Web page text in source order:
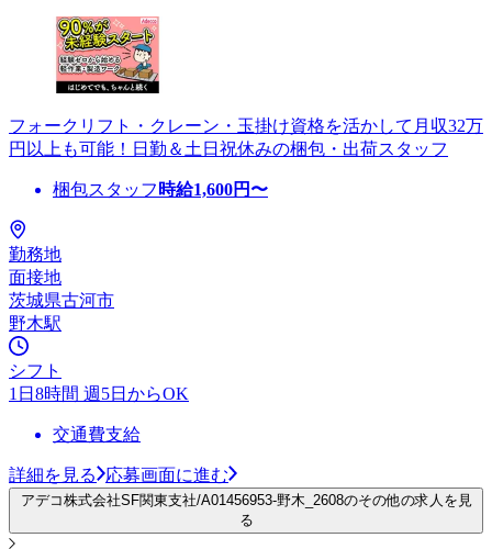
フォークリフト・クレーン・玉掛け資格を活かして月収32万
円以上も可能！日勤＆土日祝休みの梱包・出荷スタッフ
梱包スタッフ 時給1,600円〜
勤務地
面接地
茨城県古河市
野木駅
シフト
1日8時間 週5日からOK
交通費支給
詳細を見る 応募画面に進む
アデコ株式会社SF関東支社/A01456953-野木_2608のその他の求人を見
る